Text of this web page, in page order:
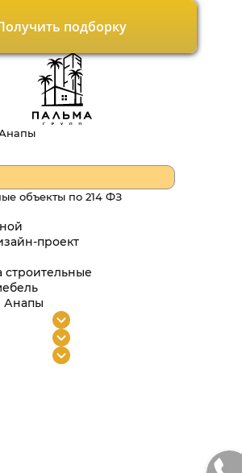
подборку
объекты по 214 ФЗ
проект
строительные
Анапы